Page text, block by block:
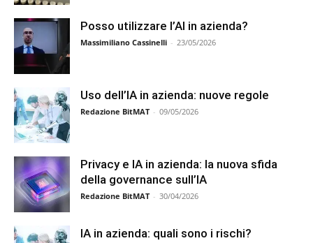
Posso utilizzare l’AI in azienda?
Massimiliano Cassinelli - 23/05/2026
Uso dell’IA in azienda: nuove regole
Redazione BitMAT - 09/05/2026
Privacy e IA in azienda: la nuova sfida
della governance sull’IA
Redazione BitMAT - 30/04/2026
IA in azienda: quali sono i rischi?